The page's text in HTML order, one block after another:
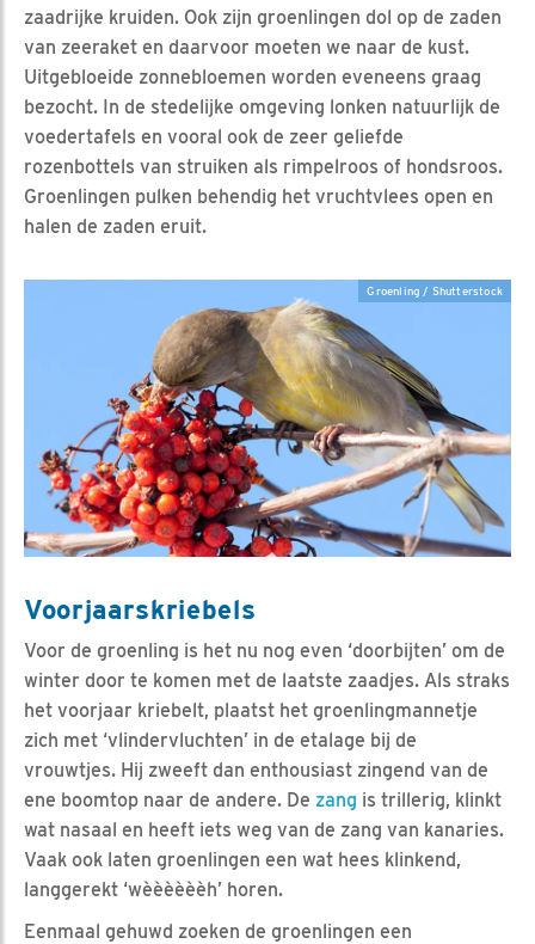
zaadrijke kruiden. Ook zijn groenlingen dol op de zaden
van zeeraket en daarvoor moeten we naar de kust.
Uitgebloeide zonnebloemen worden eveneens graag
bezocht. In de stedelijke omgeving lonken natuurlijk de
voedertafels en vooral ook de zeer geliefde
rozenbottels van struiken als rimpelroos of hondsroos.
Groenlingen pulken behendig het vruchtvlees open en
halen de zaden eruit.
Groenling / Shutterstock
Voorjaarskriebels
Voor de groenling is het nu nog even ‘doorbijten’ om de
winter door te komen met de laatste zaadjes. Als straks
het voorjaar kriebelt, plaatst het groenlingmannetje
zich met ‘vlindervluchten’ in de etalage bij de
vrouwtjes. Hij zweeft dan enthousiast zingend van de
ene boomtop naar de andere. De zang is trillerig, klinkt
wat nasaal en heeft iets weg van de zang van kanaries.
Vaak ook laten groenlingen een wat hees klinkend,
langgerekt ‘wèèèèèèh’ horen.
Eenmaal gehuwd zoeken de groenlingen een